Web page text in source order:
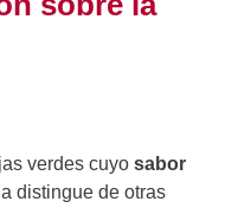
verdes cuyo sabor
la distingue de otras